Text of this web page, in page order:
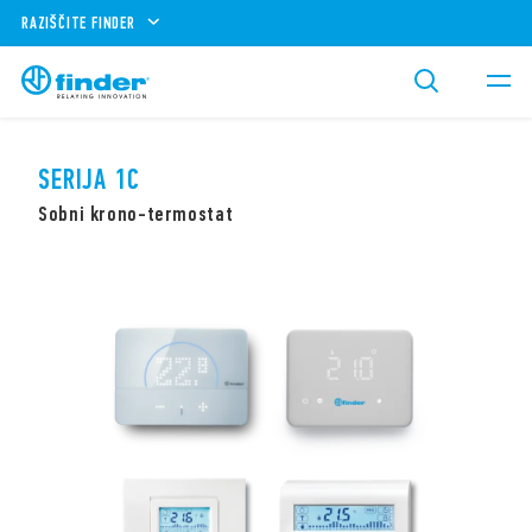
RAZIŠČITE FINDER
SERIJA 1C
Sobni krono-termostat